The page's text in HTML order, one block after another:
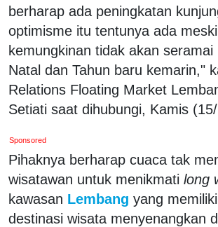
berharap ada peningkatan
optimisme itu tentunya ada
kemungkinan tidak akan seramai
Natal dan Tahun baru kemarin,"
Relations Floating Market
Setiati saat dihubungi, Kamis
Sponsored
Pihaknya berharap cuaca tak
wisatawan untuk menikmati long
kawasan Lembang yang
destinasi wisata menyenangkan